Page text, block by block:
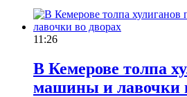
11:26
В Кемерове толпа
машины и лавочки